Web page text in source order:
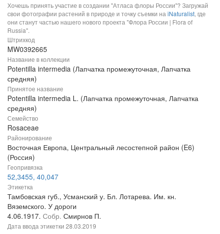
Хочешь принять участие в создании "Атласа флоры России"? Загружай
свои фотографии растений в природе и точку съемки на iNaturalist, где
они станут частью нашего нового проекта "Флора России | Flora of
Russia".
Штрихкод
MW0392665
Название в коллекции
Potentilla intermedia (Лапчатка промежуточная, Лапчатка
средняя)
Принятое название
Potentilla intermedia L. (Лапчатка промежуточная, Лапчатка
средняя)
Семейство
Rosaceae
Районирование
Восточная Европа, Центральный лесостепной район (E6)
(Россия)
Геопривязка
52,3455, 40,047
Этикетка
Тамбовская губ., Усманский у. Бл. Лотарева. Им. кн.
Вяземского. У дороги
4.06.1917. Собр. Смирнов П.
Дата ввода этикетки 28.03.2019